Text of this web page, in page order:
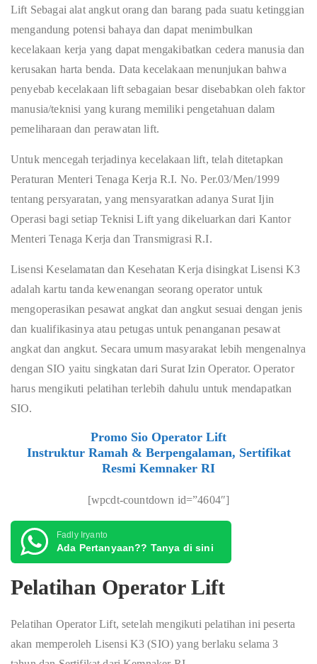
Lift Sebagai alat angkut orang dan barang pada suatu ketinggian
mengandung potensi bahaya dan dapat menimbulkan
kecelakaan kerja yang dapat mengakibatkan cedera manusia dan
kerusakan harta benda. Data kecelakaan menunjukan bahwa
penyebab kecelakaan lift sebagaian besar disebabkan oleh faktor
manusia/teknisi yang kurang memiliki pengetahuan dalam
pemeliharaan dan perawatan lift.
Untuk mencegah terjadinya kecelakaan lift, telah ditetapkan
Peraturan Menteri Tenaga Kerja R.I. No. Per.03/Men/1999
tentang persyaratan, yang mensyaratkan adanya Surat Ijin
Operasi bagi setiap Teknisi Lift yang dikeluarkan dari Kantor
Menteri Tenaga Kerja dan Transmigrasi R.I.
Lisensi Keselamatan dan Kesehatan Kerja disingkat Lisensi K3
adalah kartu tanda kewenangan seorang operator untuk
mengoperasikan pesawat angkat dan angkut sesuai dengan jenis
dan kualifikasinya atau petugas untuk penanganan pesawat
angkat dan angkut. Secara umum masyarakat lebih mengenalnya
dengan SIO yaitu singkatan dari Surat Izin Operator. Operator
harus mengikuti pelatihan terlebih dahulu untuk mendapatkan
SIO.
Promo Sio Operator Lift
Instruktur Ramah & Berpengalaman, Sertifikat
Resmi Kemnaker RI
[wpcdt-countdown id=”4604″]
Fadly Iryanto
Ada Pertanyaan?? Tanya di sini
Pelatihan Operator Lift
Pelatihan Operator Lift, setelah mengikuti pelatihan ini peserta
akan memperoleh Lisensi K3 (SIO) yang berlaku selama 3